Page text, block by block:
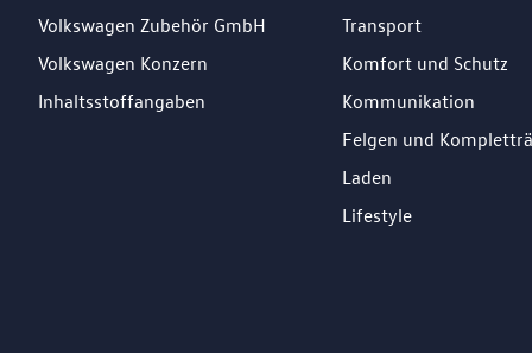
Volkswagen Zubehör GmbH
Volkswagen Konzern
Inhaltsstoffangaben
Transport
Komfort und Schutz
Kommunikation
Felgen und
Laden
Lifestyle